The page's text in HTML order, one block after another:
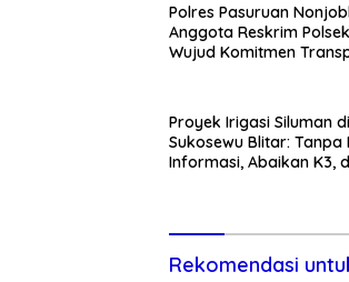
Polres Pasuruan
Anggota Reskrim
Wujud Komitmen
Proyek Irigasi Siluman di
Sukosewu Blitar: Tanpa
Informasi, Abaikan K3,
Rekomendasi